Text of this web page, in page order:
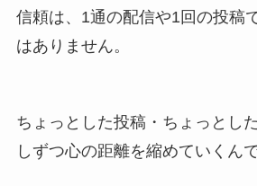
信頼は、1通の配信や1回の投稿
はありません。
ちょっとした投稿・ちょっとし
しずつ心の距離を縮めていくんで